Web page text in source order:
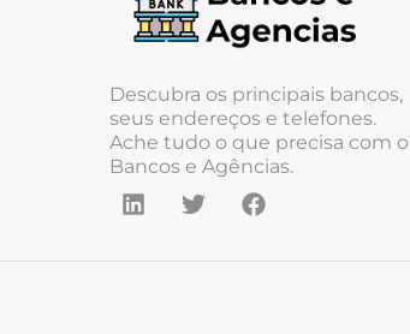
Descubra os principais bancos,
seus endereços e telefones.
Ache tudo o que precisa com o
Bancos e Agências.